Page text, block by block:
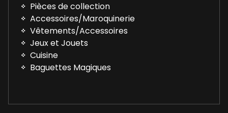
Pièces de collection
Accessoires/Maroquinerie
Vêtements/Accessoires
Jeux et Jouets
Cuisine
Baguettes Magiques